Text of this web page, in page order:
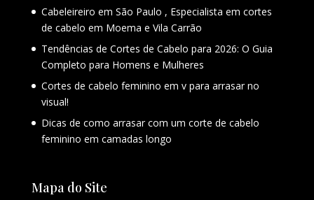
Cabeleireiro em São Paulo , Especialista em cortes
de cabelo em Moema e Vila Carrão
Tendências de Cortes de Cabelo para 2026: O Guia
Completo para Homens e Mulheres
Cortes de cabelo feminino em v para arrasar no
visual!
Dicas de como arrasar com um corte de cabelo
feminino em camadas longo
Mapa do Site